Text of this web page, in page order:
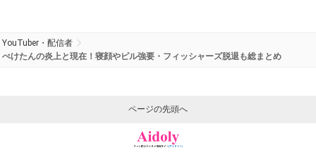
YouTuber・配信者
ぺけたんの炎上と現在！寝顔やピル強要・フィッシャーズ脱退も総まとめ
ページの先頭へ